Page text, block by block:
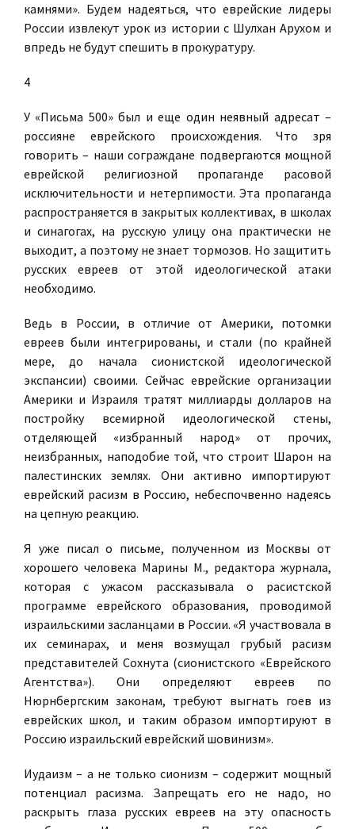
камнями». Будем надеяться, что еврейские лидеры
России извлекут урок из истории с Шулхан Арухом и
впредь не будут спешить в прокуратуру.
4
У «Письма 500» был и еще один неявный адресат –
россияне еврейского происхождения. Что зря
говорить – наши сограждане подвергаются мощной
еврейской религиозной пропаганде расовой
исключительности и нетерпимости. Эта пропаганда
распространяется в закрытых коллективах, в школах
и синагогах, на русскую улицу она практически не
выходит, а поэтому не знает тормозов. Но защитить
русских евреев от этой идеологической атаки
необходимо.
Ведь в России, в отличие от Америки, потомки
евреев были интегрированы, и стали (по крайней
мере, до начала сионистской идеологической
экспансии) своими. Сейчас еврейские организации
Америки и Израиля тратят миллиарды долларов на
постройку всемирной идеологической стены,
отделяющей «избранный народ» от прочих,
неизбранных, наподобие той, что строит Шарон на
палестинских землях. Они активно импортируют
еврейский расизм в Россию, небеспочвенно надеясь
на цепную реакцию.
Я уже писал о письме, полученном из Москвы от
хорошего человека Марины М., редактора журнала,
которая с ужасом рассказывала о расистской
программе еврейского образования, проводимой
израильскими засланцами в России. «Я участвовала в
их семинарах, и меня возмущал грубый расизм
представителей Сохнута (сионистского «Еврейского
Агентства»). Они определяют евреев по
Нюрнбергским законам, требуют выгнать гоев из
еврейских школ, и таким образом импортируют в
Россию израильский еврейский шовинизм».
Иудаизм – а не только сионизм – содержит мощный
потенциал расизма. Запрещать его не надо, но
раскрыть глаза русских евреев на эту опасность